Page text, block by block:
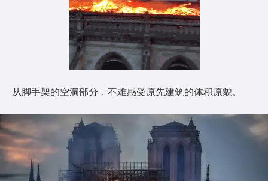
从脚手架的空洞部分，不难感受原先建筑的体积原貌。